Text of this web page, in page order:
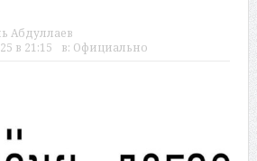
Абдуллаев
в 21:15 в: Официально